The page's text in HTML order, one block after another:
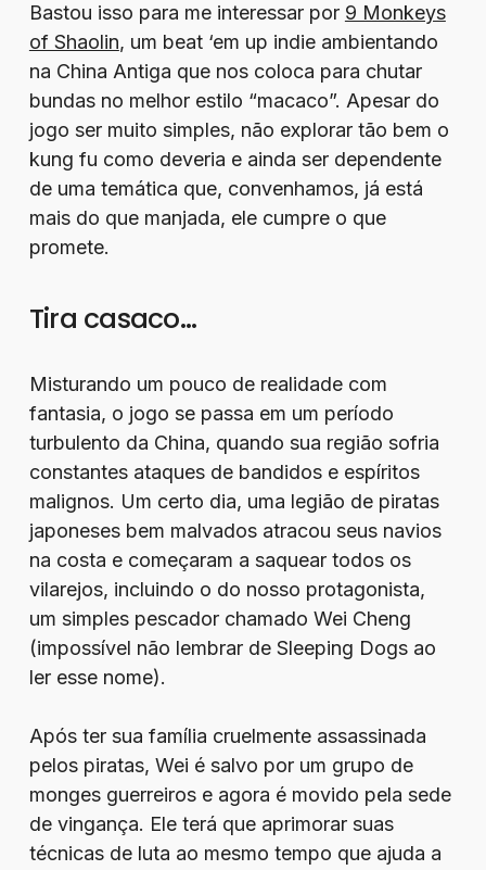
Bastou isso para me interessar por 9 Monkeys
of Shaolin, um beat ‘em up indie ambientando
na China Antiga que nos coloca para chutar
bundas no melhor estilo “macaco”. Apesar do
jogo ser muito simples, não explorar tão bem o
kung fu como deveria e ainda ser dependente
de uma temática que, convenhamos, já está
mais do que manjada, ele cumpre o que
promete.
Tira casaco…
Misturando um pouco de realidade com
fantasia, o jogo se passa em um período
turbulento da China, quando sua região sofria
constantes ataques de bandidos e espíritos
malignos. Um certo dia, uma legião de piratas
japoneses bem malvados atracou seus navios
na costa e começaram a saquear todos os
vilarejos, incluindo o do nosso protagonista,
um simples pescador chamado Wei Cheng
(impossível não lembrar de Sleeping Dogs ao
ler esse nome).
Após ter sua família cruelmente assassinada
pelos piratas, Wei é salvo por um grupo de
monges guerreiros e agora é movido pela sede
de vingança. Ele terá que aprimorar suas
técnicas de luta ao mesmo tempo que ajuda a